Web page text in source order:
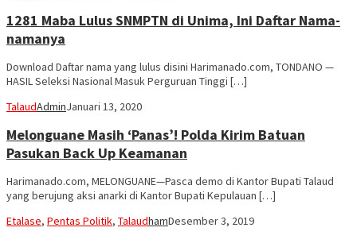
1281 Maba Lulus SNMPTN di Unima, Ini Daftar Nama-
namanya
Download Daftar nama yang lulus disini Harimanado.com, TONDANO —
HASIL Seleksi Nasional Masuk Perguruan Tinggi […]
TalaudAdminJanuari 13, 2020
Melonguane Masih ‘Panas’! Polda Kirim Batuan
Pasukan Back Up Keamanan
Harimanado.com, MELONGUANE—Pasca demo di Kantor Bupati Talaud
yang berujung aksi anarki di Kantor Bupati Kepulauan […]
Etalase, Pentas Politik, TalaudhamDesember 3, 2019